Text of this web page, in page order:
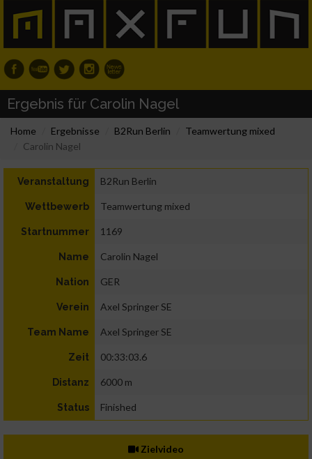
Ergebnis für Carolin Nagel
Home Ergebnisse B2Run Berlin
Teamwertung mixed
Carolin Nagel
Veranstaltung B2Run Berlin
Wettbewerb Teamwertung mixed
Startnummer 1169
Name Carolin Nagel
Nation GER
Verein Axel Springer SE
Team Name Axel Springer SE
Zeit 00:33:03.6
Distanz 6000 m
Status Finished
Zielvideo